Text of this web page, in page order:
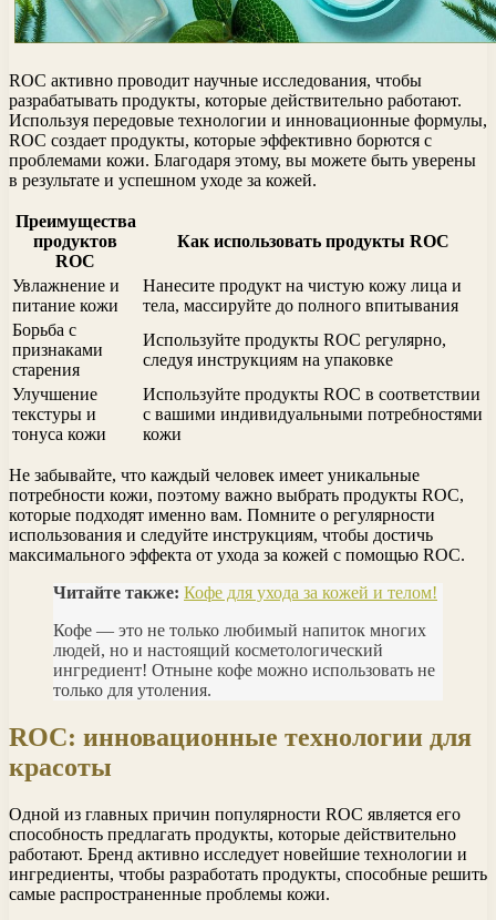
ROC активно проводит научные исследования, чтобы
разрабатывать продукты, которые действительно работают.
Используя передовые технологии и инновационные формулы,
ROC создает продукты, которые эффективно борются с
проблемами кожи. Благодаря этому, вы можете быть уверены
в результате и успешном уходе за кожей.
Преимущества
продуктов
ROC
Как использовать продукты ROC
Увлажнение и
питание кожи
Нанесите продукт на чистую кожу лица и
тела, массируйте до полного впитывания
Борьба с
признаками
старения
Используйте продукты ROC регулярно,
следуя инструкциям на упаковке
Улучшение
текстуры и
тонуса кожи
Используйте продукты ROC в соответствии
с вашими индивидуальными потребностями
кожи
Не забывайте, что каждый человек имеет уникальные
потребности кожи, поэтому важно выбрать продукты ROC,
которые подходят именно вам. Помните о регулярности
использования и следуйте инструкциям, чтобы достичь
максимального эффекта от ухода за кожей с помощью ROC.
Читайте также: Кофе для ухода за кожей и телом!
Кофе — это не только любимый напиток многих
людей, но и настоящий косметологический
ингредиент! Отныне кофе можно использовать не
только для утоления.
ROC: инновационные технологии для
красоты
Одной из главных причин популярности ROC является его
способность предлагать продукты, которые действительно
работают. Бренд активно исследует новейшие технологии и
ингредиенты, чтобы разработать продукты, способные решить
самые распространенные проблемы кожи.